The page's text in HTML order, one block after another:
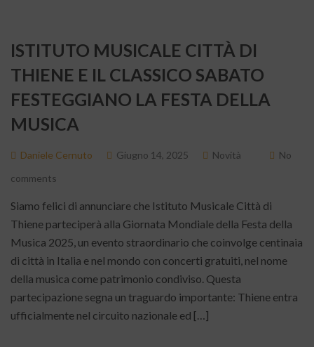
ISTITUTO MUSICALE CITTÀ DI
THIENE E IL CLASSICO SABATO
FESTEGGIANO LA FESTA DELLA
MUSICA
Daniele Cernuto Giugno 14, 2025 Novità
No
comments
Siamo felici di annunciare che Istituto Musicale Città di
Thiene parteciperà alla Giornata Mondiale della Festa della
Musica 2025, un evento straordinario che coinvolge centinaia
di città in Italia e nel mondo con concerti gratuiti, nel nome
della musica come patrimonio condiviso. Questa
partecipazione segna un traguardo importante: Thiene entra
ufficialmente nel circuito nazionale ed […]